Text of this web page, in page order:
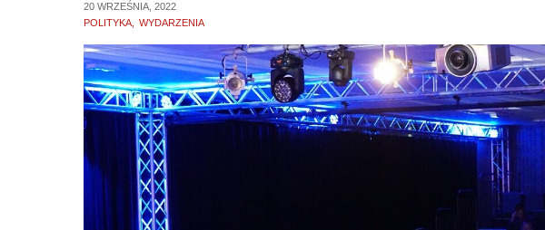
20 WRZEŚNIA, 2022
POLITYKA
WYDARZENIA